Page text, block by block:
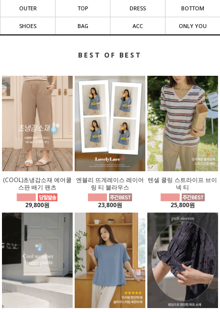
OUTER TOP DRESS BOTTOM
SHOES BAG ACC ONLY YOU
BEST OF BEST
(COOL)초냉감소재 에어쿨
스판 배기 팬츠
29,800원
엔블리 뜨게레이스 레이어
링 티 블라우스
23,800원
텐셀 쿨링 스트라이프 브이
넥 티
25,800원